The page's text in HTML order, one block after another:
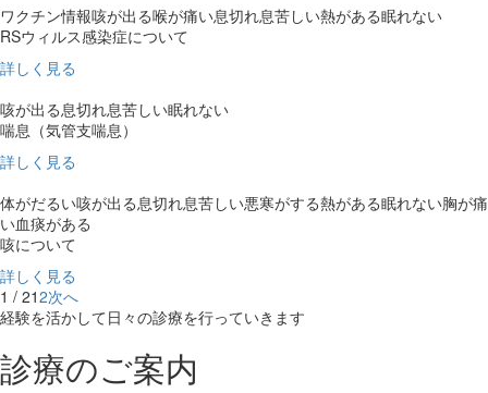
ワクチン情報咳が出る喉が痛い息切れ息苦しい熱がある眠れない
RSウィルス感染症について
詳しく見る
咳が出る息切れ息苦しい眠れない
喘息（気管支喘息）
詳しく見る
体がだるい咳が出る息切れ息苦しい悪寒がする熱がある眠れない胸が痛
い血痰がある
咳について
詳しく見る
1 / 212次へ
経験を活かして日々の診療を行っていきます
診療のご案内